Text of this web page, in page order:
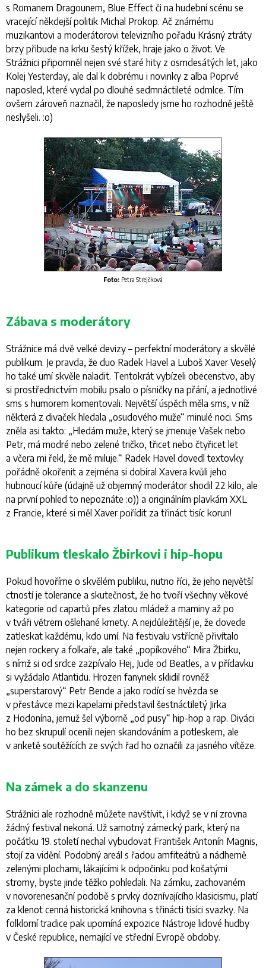
s Romanem Dragounem, Blue Effect či na hudební scénu se
vracející někdejší politik Michal Prokop. Ač známému
muzikantovi a moderátorovi televizního pořadu Krásný ztráty
brzy přibude na krku šestý křížek, hraje jako o život. Ve
Strážnici připomněl nejen své staré hity z osmdesátých let, jako
Kolej Yesterday, ale dal k dobrému i novinky z alba Poprvé
naposled, které vydal po dlouhé sedmnáctileté odmlce. Tím
ovšem zároveň naznačil, že naposledy jsme ho rozhodně ještě
neslyšeli. :o)
Foto: Petra Strejčková
Zábava s moderátory
Strážnice má dvě velké devizy – perfektní moderátory a skvělé
publikum. Je pravda, že duo Radek Havel a Luboš Xaver Veselý
ho také umí skvěle naladit. Tentokrát vybízeli obecenstvo, aby
si prostřednictvím mobilu psalo o písničky na přání, a jednotlivé
sms s humorem komentovali. Největší úspěch měla sms, v níž
některá z divaček hledala „osudového muže“ minulé noci. Sms
zněla asi takto: „Hledám muže, který se jmenuje Vašek nebo
Petr, má modré nebo zelené tričko, třicet nebo čtyřicet let
a včera mi řekl, že mě miluje.“ Radek Havel dovedl textovky
pořádně okořenit a zejména si dobíral Xavera kvůli jeho
hubnoucí kůře (údajně už objemný moderátor shodil 22 kilo, ale
na první pohled to nepoznáte :o)) a originálním plavkám XXL
z Francie, které si měl Xaver pořídit za třináct tisíc korun!
Publikum tleskalo Žbirkovi i hip-hopu
Pokud hovoříme o skvělém publiku, nutno říci, že jeho největší
ctností je tolerance a skutečnost, že ho tvoří všechny věkové
kategorie od capartů přes zlatou mládež a maminy až po
v tváři větrem ošlehané kmety. A nejdůležitější je, že dovede
zatleskat každému, kdo umí. Na festivalu vstřícně přivítalo
nejen rockery a folkaře, ale také „popíkového“ Mira Žbirku,
s nímž si od srdce zazpívalo Hej, Jude od Beatles, a v přídavku
si vyžádalo Atlantidu. Hrozen fanynek sklidil rovněž
„superstarový“ Petr Bende a jako rodící se hvězda se
v přestávce mezi kapelami představil šestnáctiletý Jirka
z Hodonína, jemuž šel výborně „od pusy“ hip-hop a rap. Diváci
ho bez skrupulí ocenili nejen skandováním a potleskem, ale
v anketě soutěžících ze svých řad ho označili za jasného vítěze.
Na zámek a do skanzenu
Strážnici ale rozhodně můžete navštívit, i když se v ní zrovna
žádný festival nekoná. Už samotný zámecký park, který na
počátku 19. století nechal vybudovat František Antonín Magnis,
stojí za vidění. Podobný areál s řadou amfiteátrů a nádherně
zelenými plochami, lákajícími k odpočinku pod košatými
stromy, byste jinde těžko pohledali. Na zámku, zachovaném
v novorenesanční podobě s prvky doznívajícího klasicismu, platí
za klenot cenná historická knihovna s třinácti tisíci svazky. Na
folklorní tradice pak upomíná expozice Nástroje lidové hudby
v České republice, nemající ve střední Evropě obdoby.